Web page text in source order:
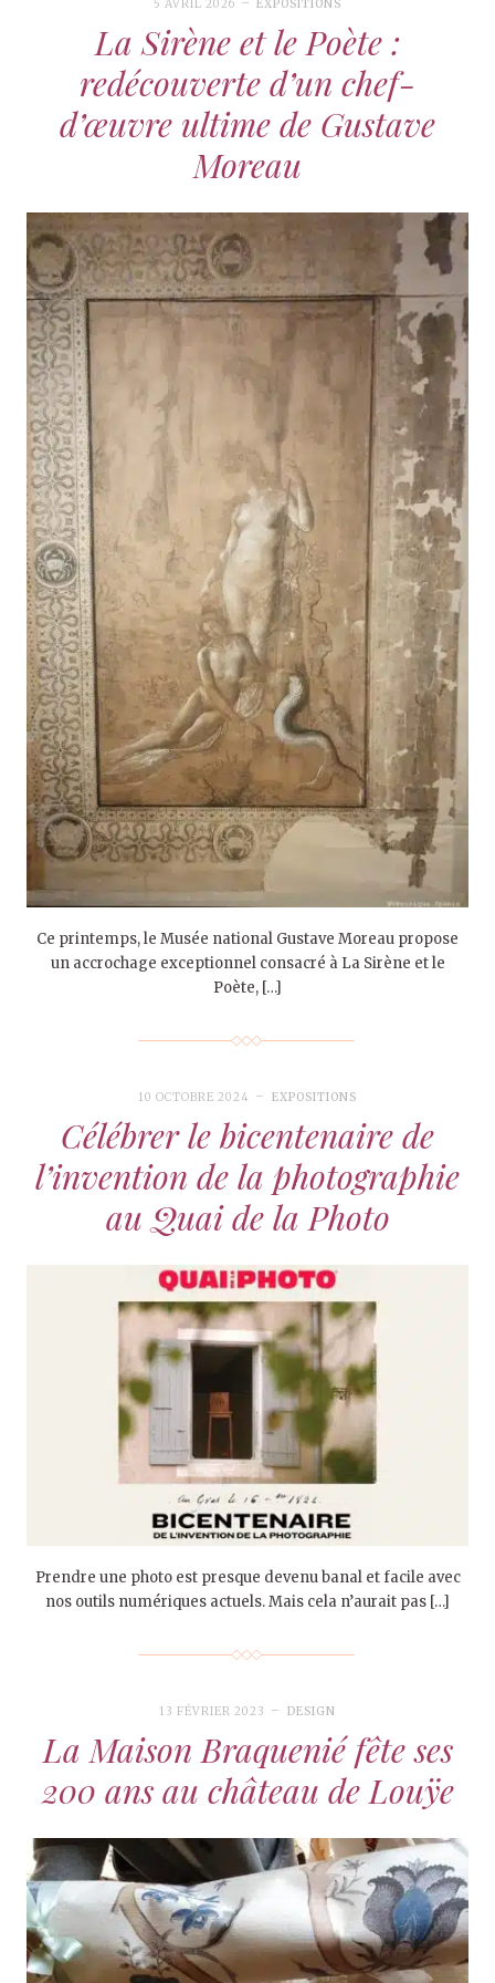
5 AVRIL 2026 EXPOSITIONS
La Sirène et le Poète :
redécouverte d’un chef-
d’œuvre ultime de Gustave
Moreau
Ce printemps, le Musée national Gustave Moreau propose
un accrochage exceptionnel consacré à La Sirène et le
Poète, […]
10 OCTOBRE 2024 EXPOSITIONS
Célébrer le bicentenaire de
l’invention de la photographie
au Quai de la Photo
Prendre une photo est presque devenu banal et facile avec
nos outils numériques actuels. Mais cela n’aurait pas […]
13 FÉVRIER 2023 DESIGN
La Maison Braquenié fête ses
200 ans au château de Louÿe